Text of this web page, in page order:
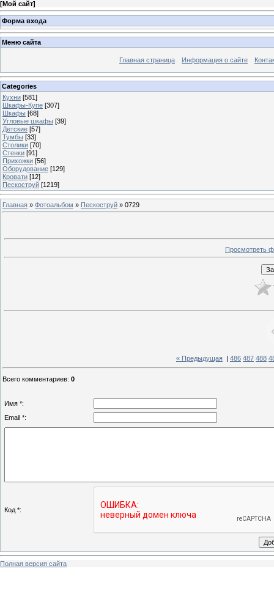
[Мой сайт]
Форма входа
Меню сайта
Главная страница Информация о сайте
Categories
Кухни [581]
Шкафы-Купе [307]
Шкафы [68]
Угловые шкафы [39]
Детские [57]
Тумбы [33]
Столики [70]
Стенки [91]
Прихожки [56]
Оборудование [129]
Кровати [12]
Пескоструй [1219]
Главная » Фотоальбом » Пескоструй » 0729
Просмотреть
« Предыдущая 486 487 488
Всего комментариев: 0
Имя *:
Email *:
Код *:
Полная версия сайта